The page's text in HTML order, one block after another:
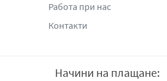
Работа при нас
Контакти
Начини на плащане: